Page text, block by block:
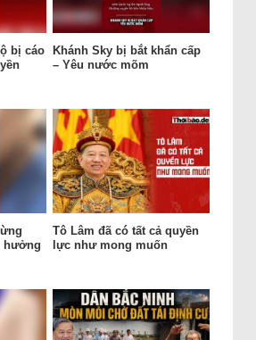
bị cáo
Khánh Sky bị bắt khẩn cấp
– Yêu nước mõm
hưởng
Tô Lâm đã có tất cả quyền
lực như mong muốn